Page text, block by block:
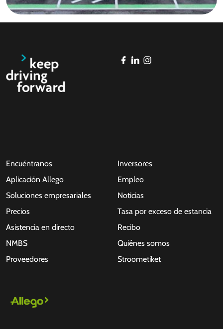
Encuéntranos
Aplicación Allego
Soluciones empresariales
Precios
Asistencia en directo
NMBS
Proveedores
Inversores
Empleo
Noticias
Tasa por exceso de estancia
Recibo
Quiénes somos
Stroometiket